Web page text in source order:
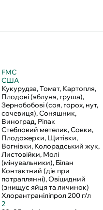
FMC
США
Кукурудза, Томат, Картопля,
Плодові (яблуня, груша),
Зернобобові (соя, горох, нут,
сочевиця), Соняшник,
Виноград, Ріпак
Стебловий метелик, Совки,
Плодожерки, Щитівки,
Вогнівки, Колорадський жук,
Листовійки, Молі
(мінувальники), Білан
Контактний (діє при
потраплянні), Овіцидний
(знищує яйця та личинок)
Хлорантраніліпрол 200 г/л
2